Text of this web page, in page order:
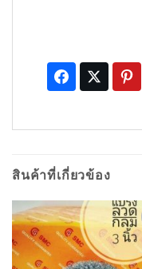
สินค้าที่เกี่ยวข้อง
เพิ่ม
ใน